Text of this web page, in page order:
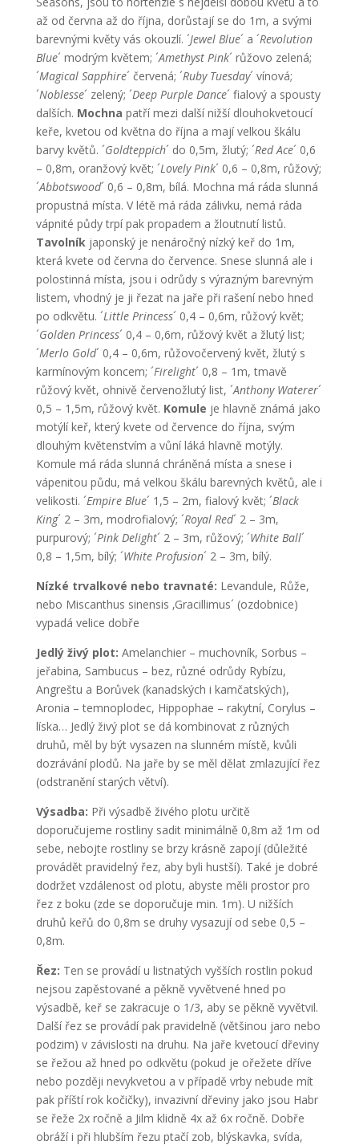
až od června až do října, dorůstají se do 1m, a svými
barevnými květy vás okouzlí. ´Jewel Blue´ a ´Revolution
Blue´ modrým květem; ´Amethyst Pink´ růžovo zelená;
´Magical Sapphire´ červená; ´Ruby Tuesday´ vínová;
´Noblesse´ zelený; ´Deep Purple Dance´ fialový a spousty
dalších. Mochna patří mezi další nižší dlouhokvetoucí
keře, kvetou od května do října a mají velkou škálu
barvy květů. ´Goldteppich´ do 0,5m, žlutý; ´Red Ace´ 0,6
– 0,8m, oranžový květ; ´Lovely Pink´ 0,6 – 0,8m, růžový;
´Abbotswood´ 0,6 – 0,8m, bílá. Mochna má ráda slunná
propustná místa. V létě má ráda zálivku, nemá ráda
vápnité půdy trpí pak propadem a žloutnutí listů.
Tavolníkjaponský je nenáročný nízký keř do 1m,
která kvete od června do července. Snese slunná ale i
polostinná místa, jsou i odrůdy s výrazným barevným
listem, vhodný je ji řezat na jaře při rašení nebo hned
po odkvětu. ´Little Princess´ 0,4 – 0,6m, růžový květ;
´Golden Princess´ 0,4 – 0,6m, růžový květ a žlutý list;
´Merlo Gold´ 0,4 – 0,6m, růžovočervený květ, žlutý s
karmínovým koncem; ´Firelight´ 0,8 – 1m, tmavě
růžový květ, ohnivě červenožlutý list, ´Anthony Waterer´
0,5 – 1,5m, růžový květ. Komule je hlavně známá jako
motýlí keř, který kvete od července do října, svým
dlouhým květenstvím a vůní láká hlavně motýly.
Komule má ráda slunná chráněná místa a snese i
vápenitou půdu, má velkou škálu barevných květů, ale i
velikosti. ´Empire Blue´ 1,5 – 2m, fialový květ; ´Black
King´ 2 – 3m, modrofialový; ´Royal Red´ 2 – 3m,
purpurový; ´Pink Delight´ 2 – 3m, růžový; ´White Ball´
0,8 – 1,5m, bílý; ´White Profusion´ 2 – 3m, bílý.
Nízké trvalkové nebo travnaté: Levandule, Růže,
nebo Miscanthus sinensis ‚Gracillimus´ (ozdobnice)
vypadá velice dobře
Jedlý živý plot: Amelanchier – muchovník, Sorbus –
jeřabina, Sambucus – bez, různé odrůdy Rybízu,
Angreštu a Borůvek (kanadských i kamčatských),
Aronia – temnoplodec, Hippophae – rakytní, Corylus –
líska… Jedlý živý plot se dá kombinovat z různých
druhů, měl by být vysazen na slunném místě, kvůli
dozrávání plodů. Na jaře by se měl dělat zmlazující řez
(odstranění starých větví).
Výsadba: Při výsadbě živého plotu určitě
doporučujeme rostliny sadit minimálně 0,8m až 1m od
sebe, nebojte rostliny se brzy krásně zapojí (důležité
provádět pravidelný řez, aby byli hustší). Také je dobré
dodržet vzdálenost od plotu, abyste měli prostor pro
řez z boku (zde se doporučuje min. 1m). U nižších
druhů keřů do 0,8m se druhy vysazují od sebe 0,5 –
0,8m.
Řez: Ten se provádí u listnatých vyšších rostlin pokud
nejsou zapěstované a pěkně vyvětvené hned po
výsadbě, keř se zakracuje o 1/3, aby se pěkně vyvětvil.
Další řez se provádí pak pravidelně (většinou jaro nebo
podzim) v závislosti na druhu. Na jaře kvetoucí dřeviny
se řežou až hned po odkvětu (pokud je ořežete dříve
nebo později nevykvetou a v případě vrby nebude mít
pak příští rok kočičky), invazivní dřeviny jako jsou Habr
se řeže 2x ročně a Jilm klidně 4x až 6x ročně. Dobře
obráží i při hlubším řezu ptačí zob, blýskavka, svída,